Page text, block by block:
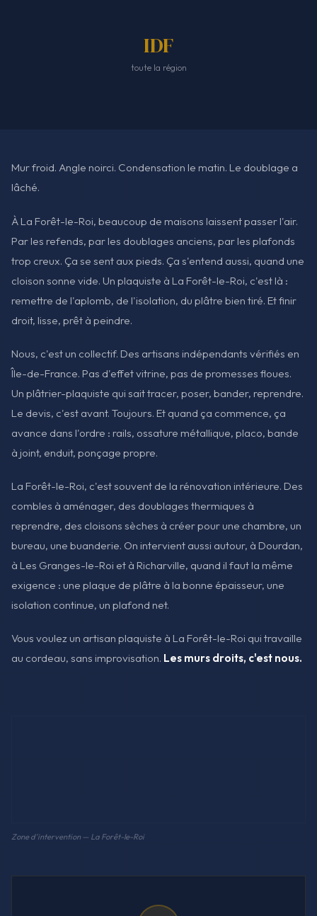
IDF
toute la région
Mur froid. Angle noirci. Condensation le matin. Le doublage a
lâché.
À La Forêt-le-Roi, beaucoup de maisons laissent passer l'air.
Par les refends, par les doublages anciens, par les plafonds
trop creux. Ça se sent aux pieds. Ça s'entend aussi, quand une
cloison sonne vide. Un plaquiste à La Forêt-le-Roi, c'est là :
remettre de l'aplomb, de l'isolation, du plâtre bien tiré. Et finir
droit, lisse, prêt à peindre.
Nous, c'est un collectif. Des artisans indépendants vérifiés en
Île-de-France. Pas d'effet vitrine, pas de promesses floues.
Un plâtrier-plaquiste qui sait tracer, poser, bander, reprendre.
Le devis, c'est avant. Toujours. Et quand ça commence, ça
avance dans l'ordre : rails, ossature métallique, placo, bande
à joint, enduit, ponçage propre.
La Forêt-le-Roi, c'est souvent de la rénovation intérieure. Des
combles à aménager, des doublages thermiques à
reprendre, des cloisons sèches à créer pour une chambre, un
bureau, une buanderie. On intervient aussi autour, à Dourdan,
à Les Granges-le-Roi et à Richarville, quand il faut la même
exigence : une plaque de plâtre à la bonne épaisseur, une
isolation continue, un plafond net.
Vous voulez un artisan plaquiste à La Forêt-le-Roi qui travaille
au cordeau, sans improvisation. Les murs droits, c'est nous.
Zone d'intervention — La Forêt-le-Roi